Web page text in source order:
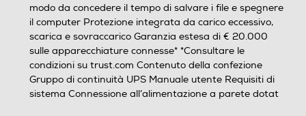
modo da concedere il tempo di salvare i file e spegnere
il computer Protezione integrata da carico eccessivo,
scarica e sovraccarico Garanzia estesa di € 20.000
sulle apparecchiature connesse* *Consultare le
condizioni su trust.com Contenuto della confezione
Gruppo di continuità UPS Manuale utente Requisiti di
sistema Connessione all’alimentazione a parete dotat